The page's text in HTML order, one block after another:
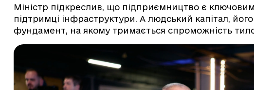
Міністр підкреслив, що підприємництво є
підтримці інфраструктури. А людський капітал,
фундамент, на якому тримається спроможність